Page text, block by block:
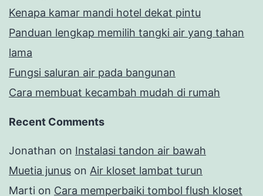
Kenapa kamar mandi hotel dekat pintu
Panduan lengkap memilih tangki air yang tahan
lama
Fungsi saluran air pada bangunan
Cara membuat kecambah mudah di rumah
Recent Comments
Jonathan on Instalasi tandon air bawah
Muetia junus on Air kloset lambat turun
Marti on Cara memperbaiki tombol flush kloset